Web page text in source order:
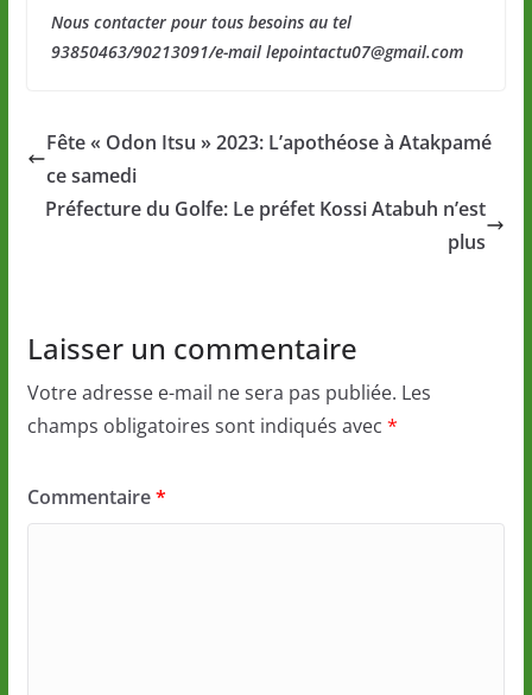
Nous contacter pour tous besoins au tel
93850463/90213091/e-mail lepointactu07@gmail.com
Fête « Odon Itsu » 2023: L’apothéose à Atakpamé
ce samedi
Préfecture du Golfe: Le préfet Kossi Atabuh n’est
plus
Laisser un commentaire
Votre adresse e-mail ne sera pas publiée. Les
champs obligatoires sont indiqués avec *
Commentaire*